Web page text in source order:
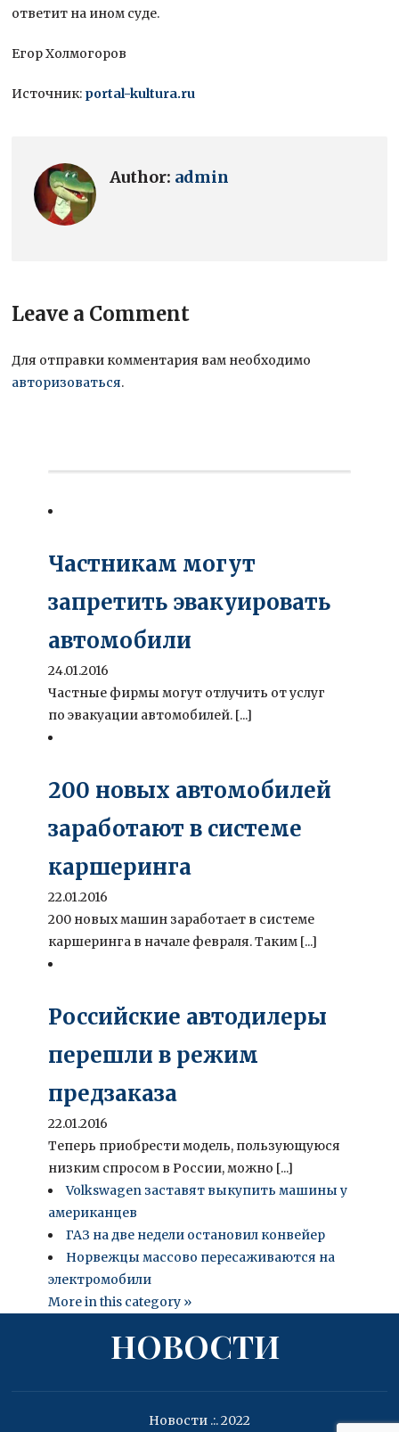
ответит на ином суде.
Егор Холмогоров
Источник: portal-kultura.ru
Author: admin
Leave a Comment
Для отправки комментария вам необходимо
авторизоваться.
Частникам могут
запретить эвакуировать
автомобили
24.01.2016
Частные фирмы могут отлучить от услуг
по эвакуации автомобилей. [...]
200 новых автомобилей
заработают в системе
каршеринга
22.01.2016
200 новых машин заработает в системе
каршеринга в начале февраля. Таким [...]
Российские автодилеры
перешли в режим
предзаказа
22.01.2016
Теперь приобрести модель, пользующуюся
низким спросом в России, можно [...]
Volkswagen заставят выкупить машины у
американцев
ГАЗ на две недели остановил конвейер
Норвежцы массово пересаживаются на
электромобили
More in this category »
НОВОСТИ
Новости .:. 2022